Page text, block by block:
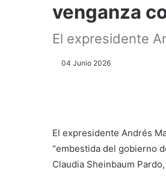
venganza
El expresidente
04 Junio 2026
El expresidente Andrés
“embestida del gobierno
Claudia Sheinbaum